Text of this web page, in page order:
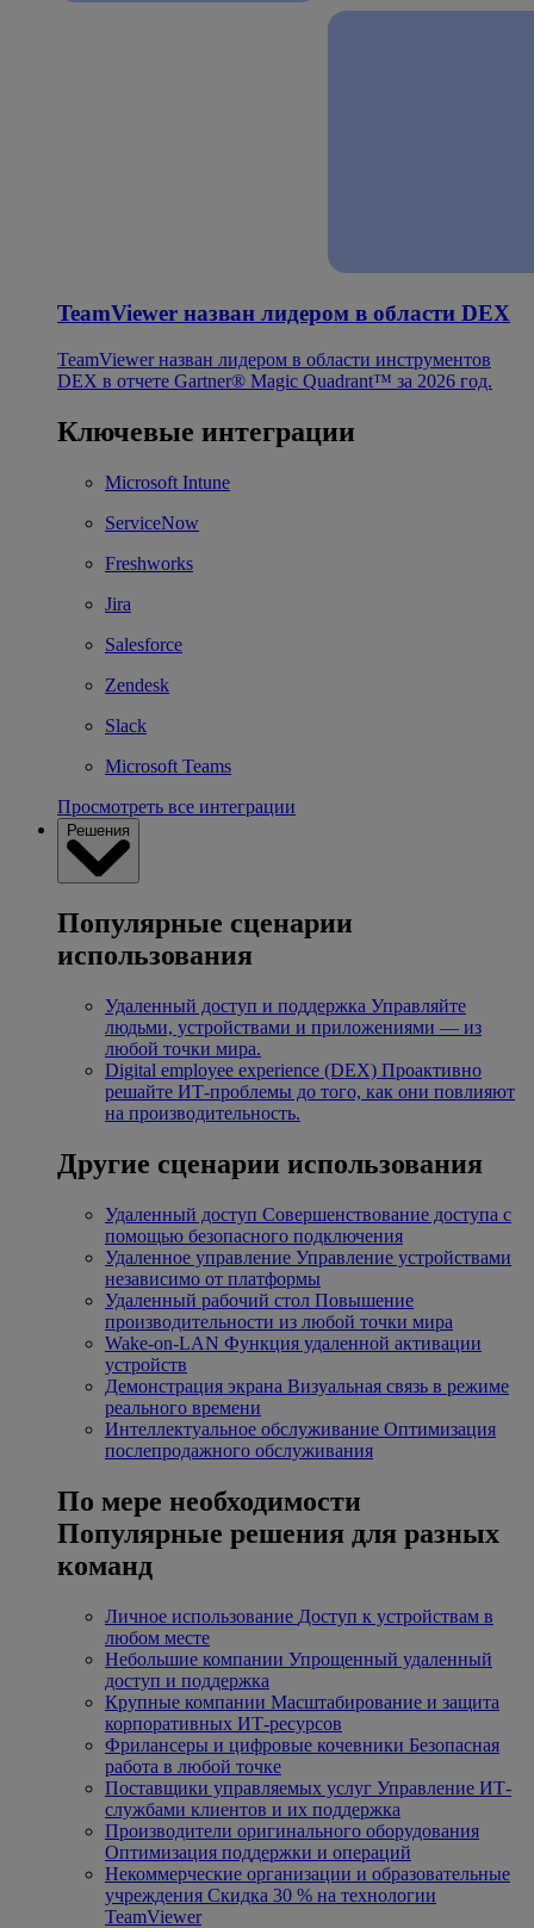
TeamViewer назван лидером в области DEX
TeamViewer назван лидером в области инструментов
DEX в отчете Gartner® Magic Quadrant™ за 2026 год.
Ключевые интеграции
Microsoft Intune
ServiceNow
Freshworks
Jira
Salesforce
Zendesk
Slack
Microsoft Teams
Просмотреть все интеграции
Решения
Популярные сценарии
использования
Удаленный доступ и поддержка Управляйте
людьми, устройствами и приложениями — из
любой точки мира.
Digital employee experience (DEX) Проактивно
решайте ИТ-проблемы до того, как они повлияют
на производительность.
Другие сценарии использования
Удаленный доступ Совершенствование доступа с
помощью безопасного подключения
Удаленное управление Управление устройствами
независимо от платформы
Удаленный рабочий стол Повышение
производительности из любой точки мира
Wake-on-LAN Функция удаленной активации
устройств
Демонстрация экрана Визуальная связь в режиме
реального времени
Интеллектуальное обслуживание Оптимизация
послепродажного обслуживания
По мере необходимости
Популярные решения для разных
команд
Личное использование Доступ к устройствам в
любом месте
Небольшие компании Упрощенный удаленный
доступ и поддержка
Крупные компании Масштабирование и защита
корпоративных ИТ-ресурсов
Фрилансеры и цифровые кочевники Безопасная
работа в любой точке
Поставщики управляемых услуг Управление ИТ-
службами клиентов и их поддержка
Производители оригинального оборудования
Оптимизация поддержки и операций
Некоммерческие организации и образовательные
учреждения Скидка 30 % на технологии
TeamViewer